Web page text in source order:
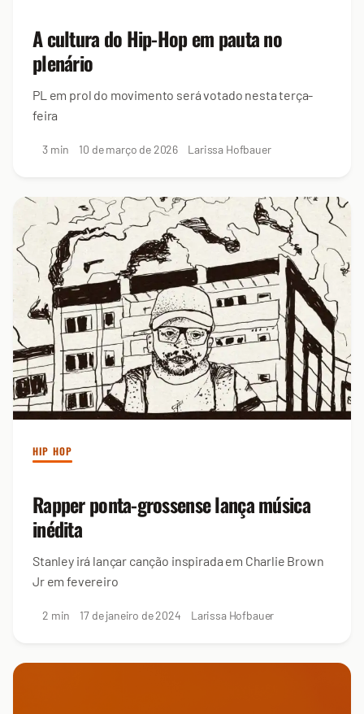
A cultura do Hip-Hop em pauta no
plenário
PL em prol do movimento será votado nesta terça-
feira
3 min 10 de março de 2026 Larissa Hofbauer
HIP HOP
Rapper ponta-grossense lança música
inédita
Stanley irá lançar canção inspirada em Charlie Brown
Jr em fevereiro
2 min 17 de janeiro de 2024 Larissa Hofbauer